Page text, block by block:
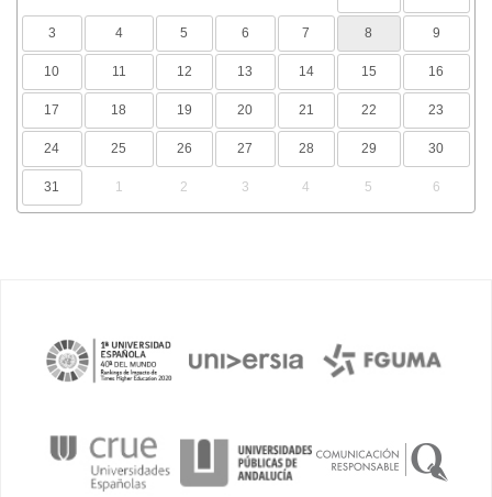
3 4 5 6 7 8 9
10 11 12 13 14 15 16
17 18 19 20 21 22 23
24 25 26 27 28 29 30
31 1 2 3 4 5 6